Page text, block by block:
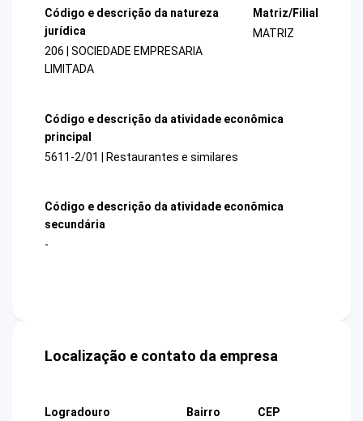
Código e descrição da natureza
jurídica
206 | SOCIEDADE EMPRESARIA
LIMITADA
Matriz/Filial
MATRIZ
Código e descrição da atividade econômica
principal
5611-2/01 | Restaurantes e similares
Código e descrição da atividade econômica
secundária
-
Localização e contato da empresa
Logradouro
Bairro
CEP